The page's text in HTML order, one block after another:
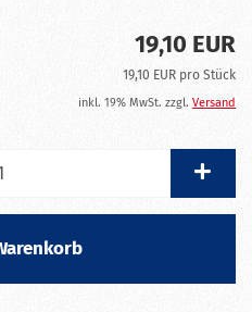
19,10 EUR
19,10 EUR pro Stück
inkl. 19% MwSt. zzgl. Versand